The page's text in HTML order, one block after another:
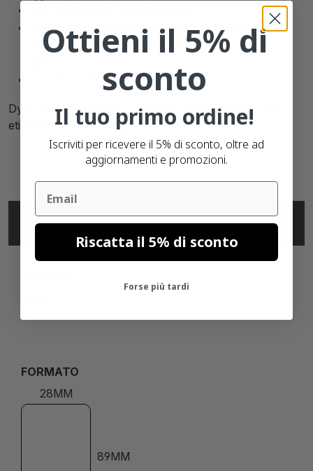
Ordina le etichette non stampate entrole
ore 21:00 e verranno spedite lo stesso
90.000 clienti soddisfatti
Dymo 99010 etichette compatibili, 28mm x 89mm, 260
etichette, bianco, permanente
SPECIFICHE TECNICHE
FORMATO
28MM
89MM
Ottieni il 5% di
sconto
Il tuo primo ordine!
Iscriviti per ricevere il 5% di sconto, oltre ad
aggiornamenti e promozioni.
Email
Riscatta il 5% di sconto
Forse più tardi